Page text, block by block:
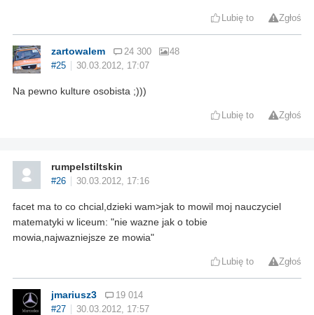
Lubię to Zgłoś
zartowalem 24 300
48
#25
30.03.2012, 17:07
Na pewno kulture osobista ;)))
Lubię to Zgłoś
rumpelstiltskin
#26 30.03.2012, 17:16
facet ma to co chcial,dzieki wam>jak to mowil moj nauczyciel
matematyki w liceum: "nie wazne jak o tobie
mowia,najwazniejsze ze mowia"
Lubię to Zgłoś
jmariusz3
19 014
#27
30.03.2012, 17:57